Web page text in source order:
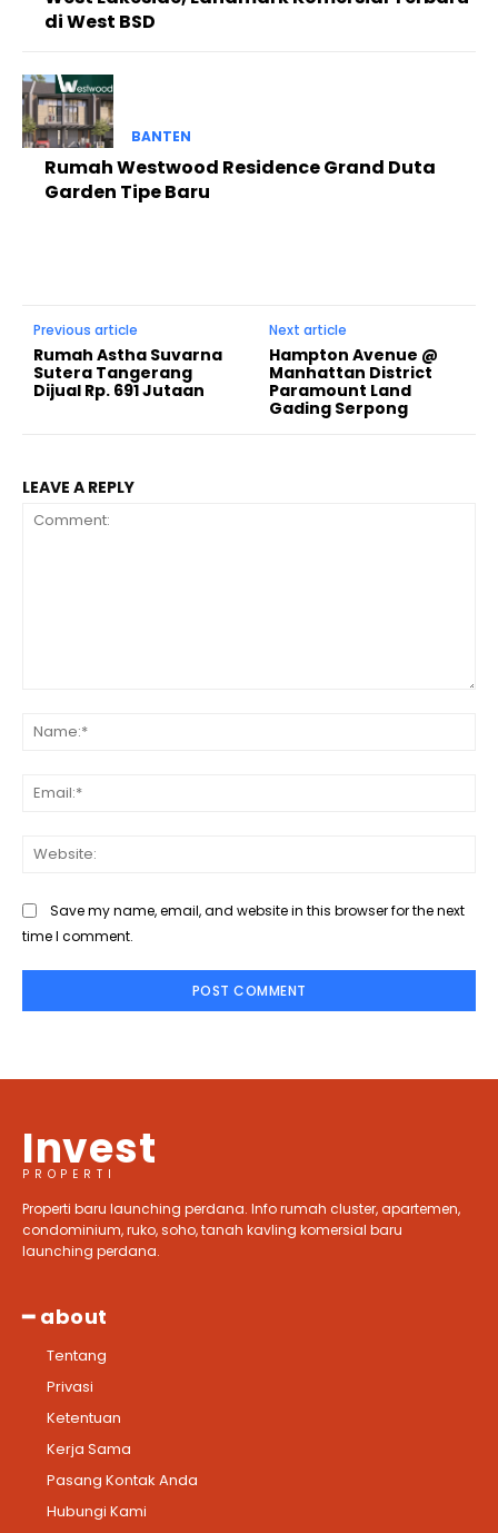
di West BSD
BANTEN
Rumah Westwood Residence Grand Duta
Garden Tipe Baru
Previous article
Rumah Astha Suvarna
Sutera Tangerang
Dijual Rp. 691 Jutaan
Next article
Hampton Avenue @
Manhattan District
Paramount Land
Gading Serpong
LEAVE A REPLY
Save my name, email, and website in this browser for the next
time I comment.
Invest
PROPERTI
Properti baru launching perdana. Info rumah cluster, apartemen,
condominium, ruko, soho, tanah kavling komersial baru
launching perdana.
━ about
Tentang
Privasi
Ketentuan
Kerja Sama
Pasang Kontak Anda
Hubungi Kami